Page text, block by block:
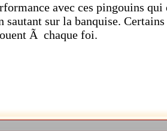
avec ces pingouins
sautant sur la banquise.
Ã chaque foi.